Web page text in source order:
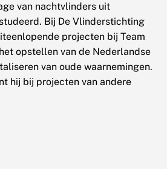
van nachtvlinders uit
Bij De Vlinderstichting
projecten bij Team
opstellen van de Nederlandse
van oude waarnemingen.
hij bij projecten van andere